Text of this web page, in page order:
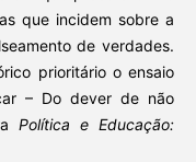
que incidem sobre a
de verdades.
prioritário o ensaio
– Do dever de não
Política e Educação: